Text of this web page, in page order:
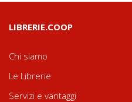
LIBRERIE.COOP
Chi siamo
Le Librerie
Servizi e vantaggi